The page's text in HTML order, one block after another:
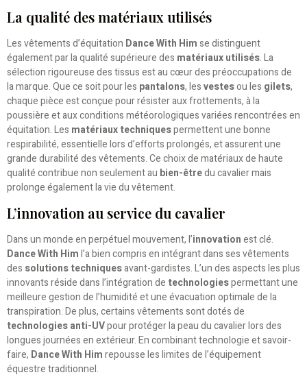
La qualité des matériaux utilisés
Les vêtements d’équitation Dance With Himse distinguent
également par la qualité supérieure des matériaux utilisés. La
sélection rigoureuse des tissus est au cœur des préoccupations de
la marque. Que ce soit pour les pantalons, lesvestesou les gilets,
chaque pièce est conçue pour résister aux frottements, à la
poussière et aux conditions météorologiques variées rencontrées en
équitation. Les matériaux techniquespermettent une bonne
respirabilité, essentielle lors d’efforts prolongés, et assurent une
grande durabilité des vêtements. Ce choix de matériaux de haute
qualité contribue non seulement au bien-êtredu cavalier mais
prolonge également la vie du vêtement.
L’innovation au service du cavalier
Dans un monde en perpétuel mouvement, l’innovationest clé.
Dance With Himl’a bien compris en intégrant dans ses vêtements
des solutions techniquesavant-gardistes. L’un des aspects les plus
innovants réside dans l’intégration de technologiespermettant une
meilleure gestion de l’humidité et une évacuation optimale de la
transpiration. De plus, certains vêtements sont dotés de
technologies anti-UVpour protéger la peau du cavalier lors des
longues journées en extérieur. En combinant technologie et savoir-
faire, Dance With Himrepousse les limites de l’équipement
équestre traditionnel.